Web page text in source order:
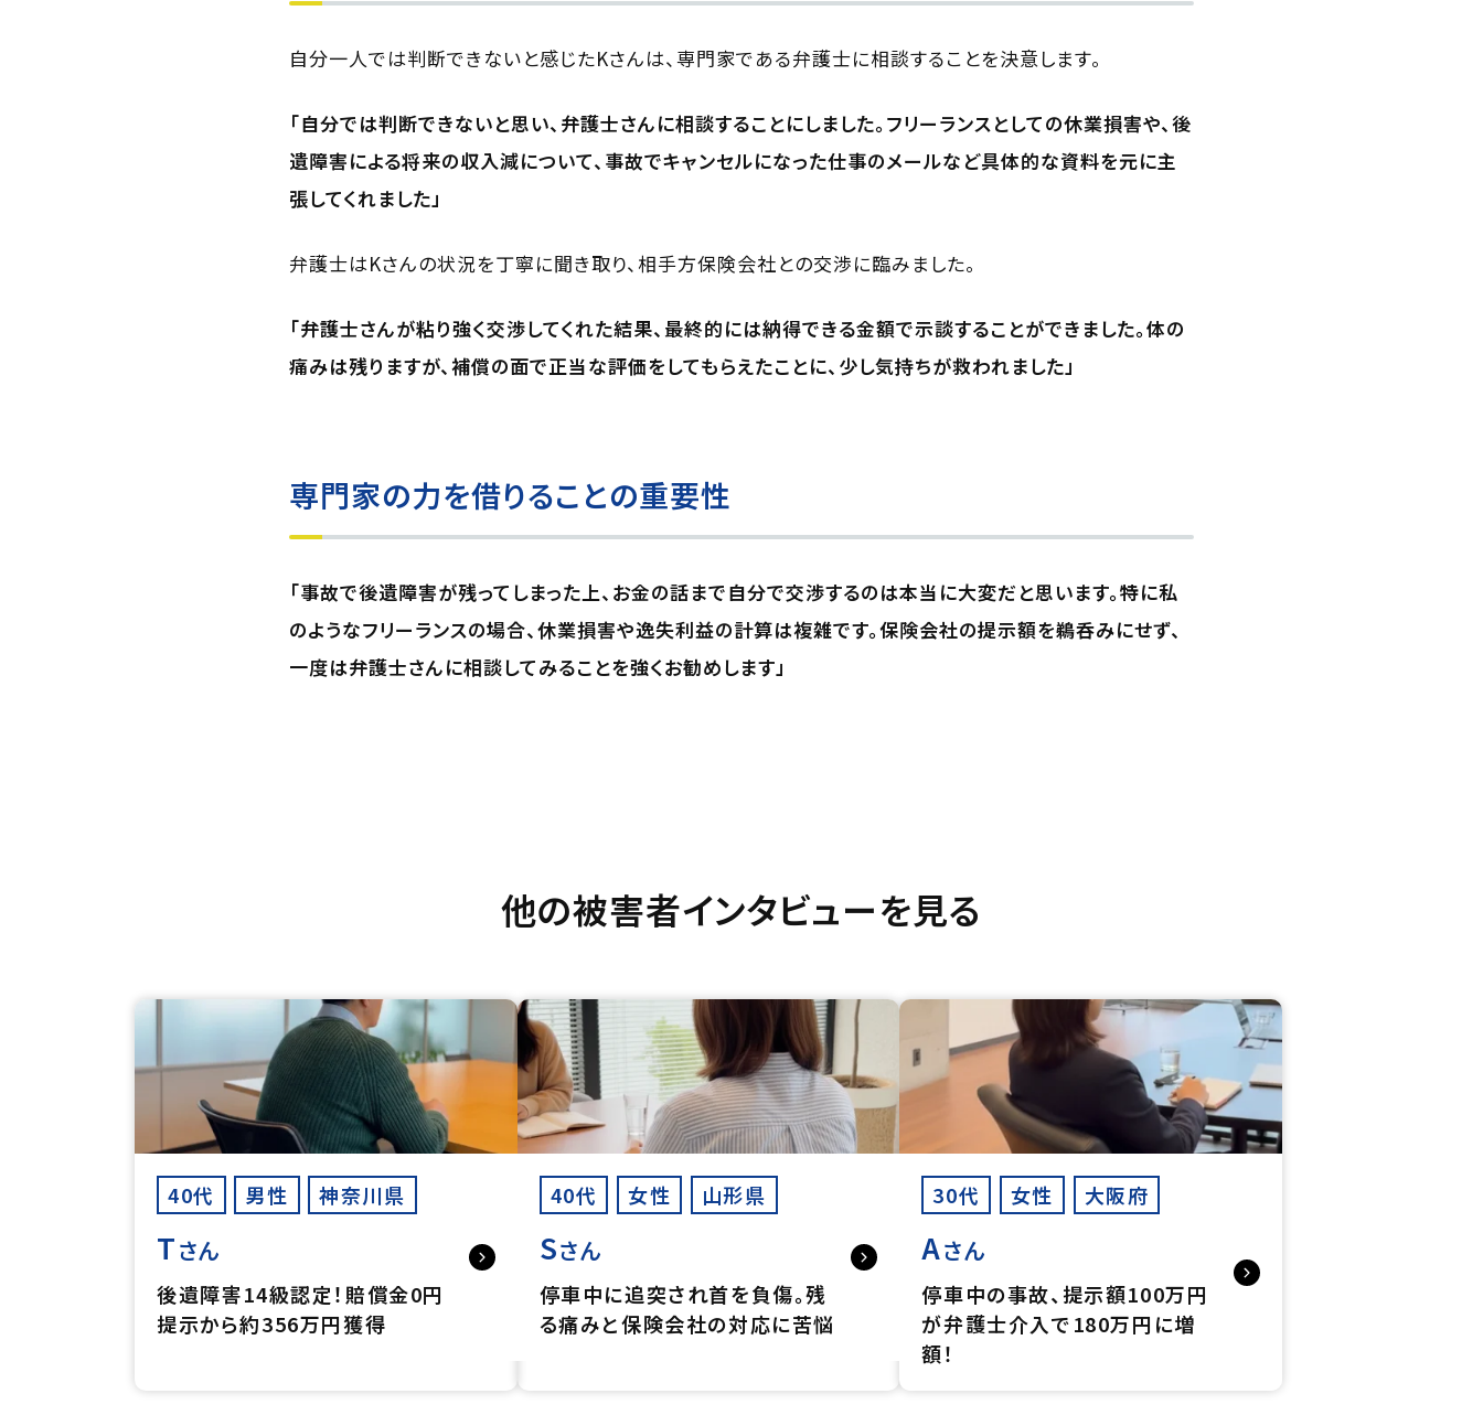
自分一人では判断できないと感じたKさんは、専門家である弁護士に相談することを決意します。
「自分では判断できないと思い、弁護士さんに相談することにしました。フリーランスとしての休業損害や、後
遺障害による将来の収入減について、事故でキャンセルになった仕事のメールなど具体的な資料を元に主
張してくれました」
弁護士はKさんの状況を丁寧に聞き取り、相手方保険会社との交渉に臨みました。
「弁護士さんが粘り強く交渉してくれた結果、最終的には納得できる金額で示談することができました。体の
痛みは残りますが、補償の面で正当な評価をしてもらえたことに、少し気持ちが救われました」
専門家の力を借りることの重要性
「事故で後遺障害が残ってしまった上、お金の話まで自分で交渉するのは本当に大変だと思います。特に私
のようなフリーランスの場合、休業損害や逸失利益の計算は複雑です。保険会社の提示額を鵜呑みにせず、
一度は弁護士さんに相談してみることを強くお勧めします」
他の被害者インタビューを見る
40代 男性 神奈川県
Tさん
後遺障害14級認定！賠償金0円
提示から約356万円獲得
40代 女性 山形県
Sさん
停車中に追突され首を負傷。残
る痛みと保険会社の対応に苦悩
30代 女性 大阪府
Aさん
停車中の事故、提示額100万円
が弁護士介入で180万円に増
額！